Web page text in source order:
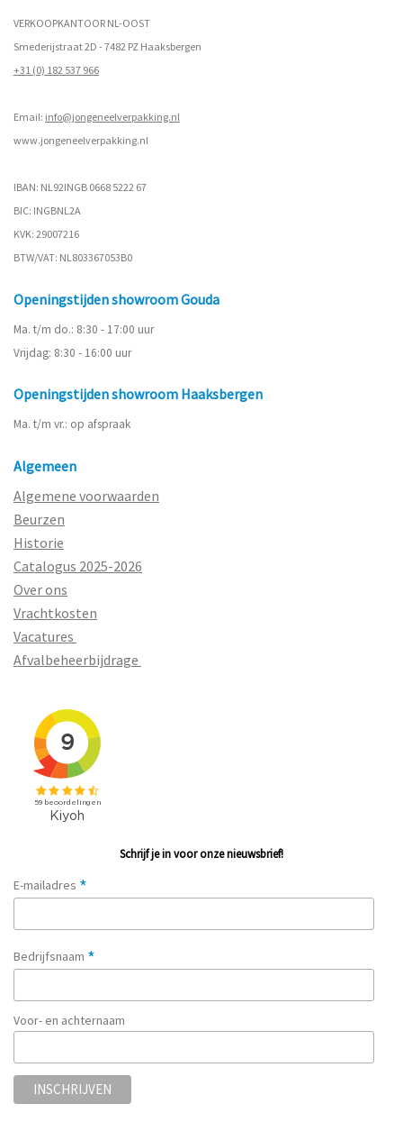
VERKOOPKANTOOR NL-OOST
Smederijstraat 2D - 7482 PZ Haaksbergen
+31 (0) 182 537 966
Email: info@jongeneelverpakking.nl
www.jongeneelverpakking.nl
IBAN: NL92INGB 0668 5222 67
BIC: INGBNL2A
KVK: 29007216
BTW/VAT: NL803367053B0
Openingstijden showroom Gouda
Ma. t/m do.: 8:30 - 17:00 uur
Vrijdag: 8:30 - 16:00 uur
Openingstijden showroom Haaksbergen
Ma. t/m vr.: op afspraak
Algemeen
Algemene voorwaarden
Beurzen
Historie
Catalogus 2025-2026
Over ons
Vrachtkosten
Vacatures
Afvalbeheerbijdrage
Schrijf je in voor onze nieuwsbrief!
E-mailadres *
Bedrijfsnaam *
Voor- en achternaam